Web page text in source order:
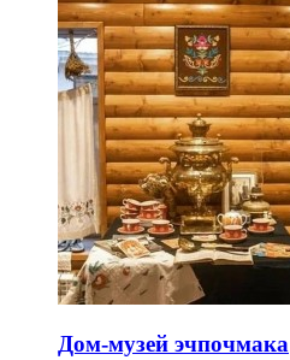
Дом-музей эчпочмака